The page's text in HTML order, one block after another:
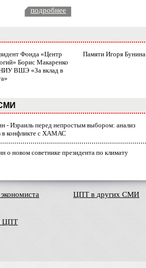
подробнее
Фонда «Центр
Борис Макаренко
ВШЭ «За вклад в
Памяти Игоря Бунина
- Израиль перед непростым выбором: анализ
в конфликте с ХАМАС
о новом советнике президента по климату
ЦПТ
ЦПТ в других СМИ